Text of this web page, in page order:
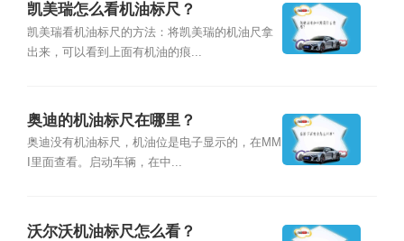
凯美瑞怎么看机油标尺？
凯美瑞看机油标尺的方法：将凯美瑞的机油尺拿
出来，可以看到上面有机油的痕...
奥迪的机油标尺在哪里？
奥迪没有机油标尺，机油位是电子显示的，在MM
I里面查看。启动车辆，在中...
沃尔沃机油标尺怎么看？